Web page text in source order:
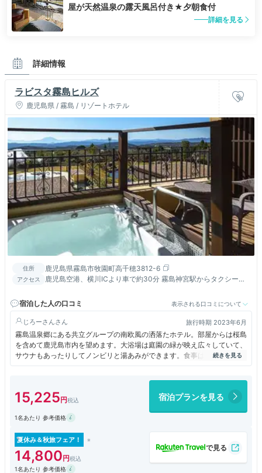
屋が天然温泉の露天風呂付き★夕朝食付
詳細を見る
詳細情報
ラビスタ霧島ヒルズ
鹿児島県 / 霧島 / リゾートホテル
住所 鹿児島県霧島市牧園町高千穂3812-6
アクセス
鹿児島空港、横川ICより車で約30分 霧島神宮駅からタクシーで
宿泊した人の口コミ
表示される口コミについて
じろーさん 旅行時期 2023年6月
霧島温泉郷にある共立グループの南欧風の洒落たホテル。部屋からは桜島
を含めて鹿児島市内を望めます。大浴場は庭園の緑が映え広々していて、
サウナもあったりしてノンビリと湯あみができます。食事はイタリアンの
洋食ですが、特に印象に残る料理は無かったかなぁ～。平日の早割を使っ
15,225 宿泊プランを見る
1名あたり 参考価格
夏休み＆秋旅フェア！
14,800
1名あたり 参考価格